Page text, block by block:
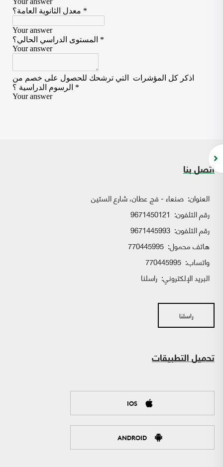
اتصل بنا
العنوان: صنعاء - فج عطان، شارع الستين
رقم التلفون: 9671450121
رقم التلفون: 9671445993
هاتف محمول: 770445995
واتساب:
البريد الإلكتروني: راسلنا
راسلنا
تحميل التطبيقات
IOS
ANDROID